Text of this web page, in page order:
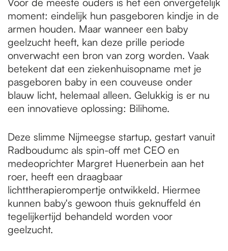
moment: eindelijk hun pasgeboren kindje in de
armen houden. Maar wanneer een baby
geelzucht heeft, kan deze prille periode
onverwacht een bron van zorg worden. Vaak
betekent dat een ziekenhuisopname met je
pasgeboren baby in een couveuse onder
blauw licht, helemaal alleen. Gelukkig is er nu
een innovatieve oplossing: Bilihome.
Deze slimme Nijmeegse startup, gestart vanuit
Radboudumc als spin-off met CEO en
medeoprichter Margret Huenerbein aan het
roer, heeft een draagbaar
lichttherapierompertje ontwikkeld. Hiermee
kunnen baby's gewoon thuis geknuffeld én
tegelijkertijd behandeld worden voor
geelzucht.